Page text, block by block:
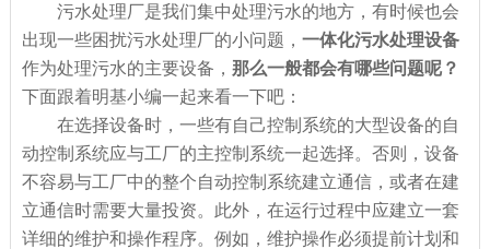
污水处理厂是我们集中处理污水的地方，有时候也会
出现一些困扰污水处理厂的小问题， 一体化污水处理设备
作为处理污水的主要设备， 那么一般都会有哪些问题呢？
下面跟着明基小编一起来看一下吧：
在选择设备时，一些有自己控制系统的大型设备的自
动控制系统应与工厂的主控制系统一起选择。否则，设备
不容易与工厂中的整个自动控制系统建立通信，或者在建
立通信时需要大量投资。此外，在运行过程中应建立一套
详细的维护和操作程序。例如，维护操作必须提前计划和